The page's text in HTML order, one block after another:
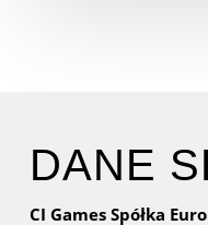
DANE
CI Games Spółka